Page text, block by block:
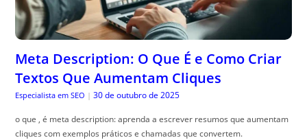
Meta Description: O Que É e Como Criar
Textos Que Aumentam Cliques
Especialista em SEO | 30 de outubro de 2025
o que , é meta description: aprenda a escrever resumos que aumentam
cliques com exemplos práticos e chamadas que convertem.